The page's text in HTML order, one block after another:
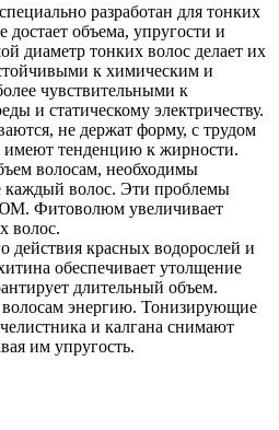
разработан для тонких
объема, упругости и
диаметр тонких волос делает их
к химическим и
чувствительными к
и статическому электричеству.
не держат форму, с трудом
имеют тенденцию к жирности.
волосам, необходимы
каждый волос. Эти проблемы
Фитоволюм увеличивает
волос.
красных водорослей и
обеспечивает утолщение
длительный объем.
волосам энергию. Тонизирующие
и калгана снимают
им упругость.